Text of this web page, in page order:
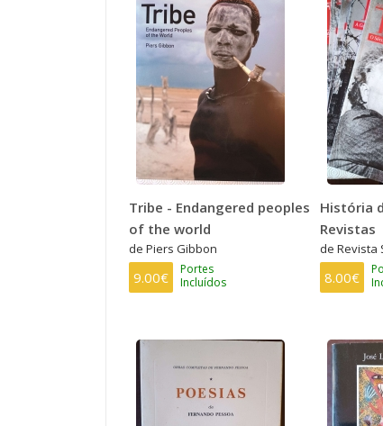
Tribe - Endangered peoples
of the world
de Piers Gibbon
9.00€
Portes
Incluídos
História
Revistas
de Revista
8.00€